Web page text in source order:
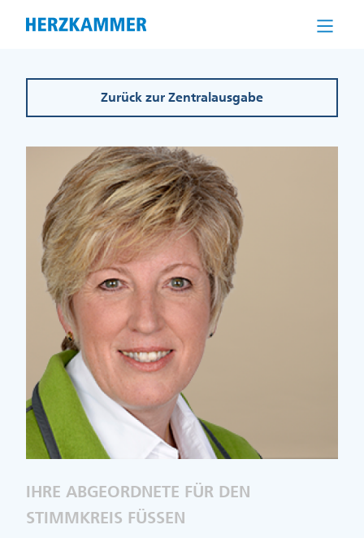
Zurück zur Zentralausgabe
IHRE ABGEORDNETE FÜR DEN
STIMMKREIS FÜSSEN